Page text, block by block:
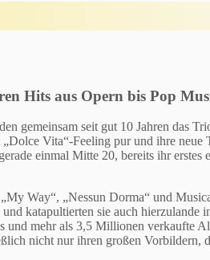
Hits aus Opern bis Pop
gemeinsam seit gut 10 Jahren das
Vita“-Feeling pur und ihre neue
einmal Mitte 20, bereits ihr erstes
Way“, „Nessun Dorma“ und
katapultierten sie auch hierzulande
und mehr als 3,5 Millionen verkaufte
nicht nur ihren großen Vorbildern,